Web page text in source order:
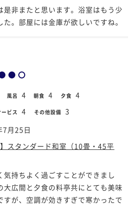
是非またと思います。浴室はもう少
。部屋には金庫が欲しいですね。
風呂 4 朝食 4 夕食 4
ビス 4 その他設備 3
7月25日
】スタンダード和室（10畳・45平
気持ちよく過ごすことができまし
大広間と夕食の料亭共にとても美味
すが、空調が効きすぎで寒かったで